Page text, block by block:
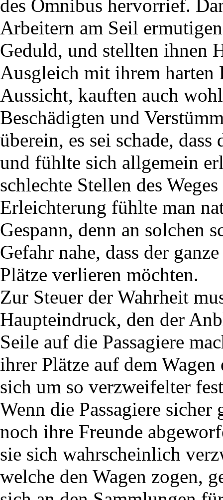
des Omnibus hervorrief.
Arbeitern am Seil
Geduld, und stellten ihnen
Ausgleich mit ihrem harten
Aussicht, kauften auch
Beschädigten und
überein, es sei schade,
und fühlte sich allgemein
schlechte Stellen des
Erleichterung fühlte man
Gespann, denn an solchen
Gefahr nahe, dass der
Plätze verlieren möchten.
Zur Steuer der Wahrheit
Haupteindruck, den der
Seile auf die Passagiere
ihrer Plätze auf dem
sich um so verzweifelter
Wenn die Passagiere sicher
noch ihre Freunde
sie sich wahrscheinlich
welche den Wagen zogen,